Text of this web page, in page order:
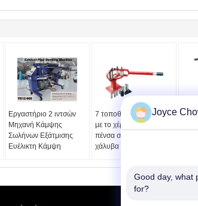
Εργαστήριο 2 ιντσών
Μηχανή Κάμψης
Σωλήνων Εξάτμισης
Ευέλικτη Κάμψη
7 τοποθετημένο κύβων
με το χέρι υδραυλική
πένσα σωλήνων αέρα
χάλυβα
Joyce
Good day, what
for?